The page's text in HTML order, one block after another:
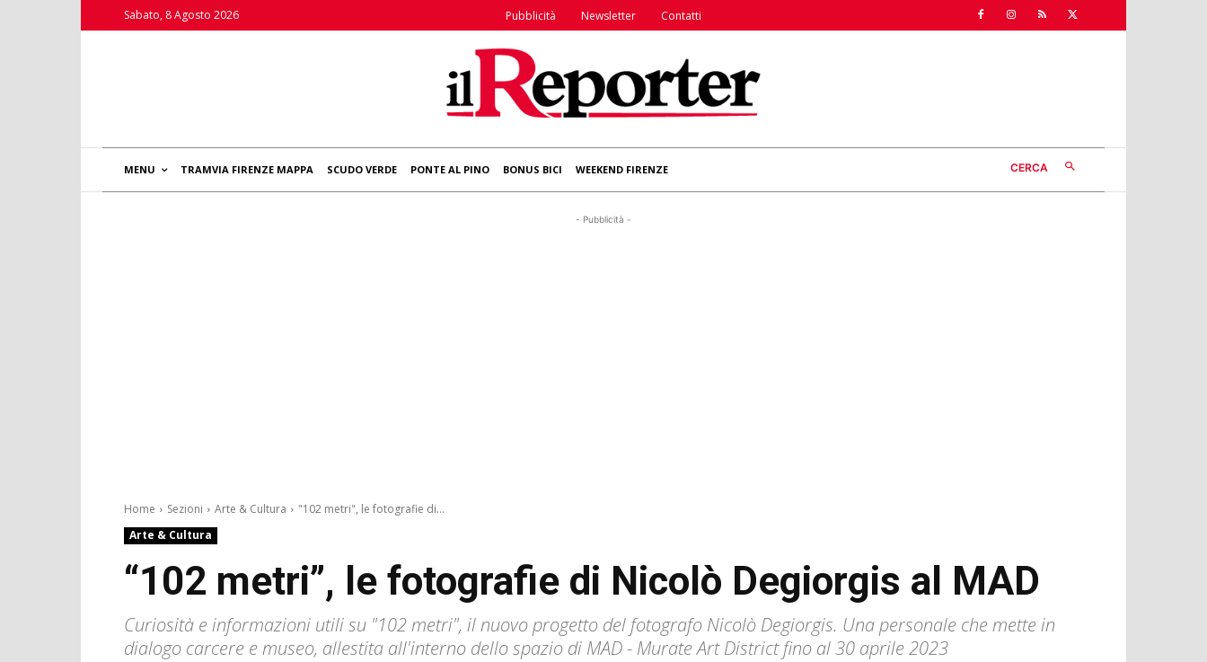
Sabato, 8 Agosto 2026 Pubblicità Newsletter Contatti
MENU TRAMVIA FIRENZE MAPPA SCUDO VERDE PONTE AL PINO BONUS BICI WEEKEND FIRENZE CERCA
- Pubblicità -
Home Sezioni Arte & Cultura
"102 metri", le fotografie di...
Arte & Cultura
“102 metri”, le fotografie di Nicolò Degiorgis al MAD
Curiosità e informazioni utili su "102 metri", il nuovo progetto del fotografo Nicolò Degiorgis. Una personale che mette in
dialogo carcere e museo, allestita all'interno dello spazio di MAD - Murate Art District fino al 30 aprile 2023